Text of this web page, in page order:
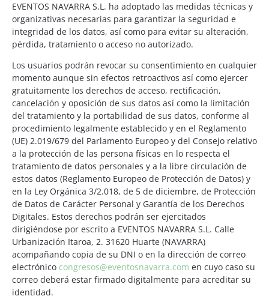
EVENTOS NAVARRA S.L. ha adoptado las medidas técnicas y
organizativas necesarias para garantizar la seguridad e
integridad de los datos, así como para evitar su alteración,
pérdida, tratamiento o acceso no autorizado.
Los usuarios podrán revocar su consentimiento en cualquier
momento aunque sin efectos retroactivos así como ejercer
gratuitamente los derechos de acceso, rectificación,
cancelación y oposición de sus datos así como la limitación
del tratamiento y la portabilidad de sus datos, conforme al
procedimiento legalmente establecido y en el Reglamento
(UE) 2.019/679 del Parlamento Europeo y del Consejo relativo
a la protección de las persona físicas en lo respecta el
tratamiento de datos personales y a la libre circulación de
estos datos (Reglamento Europeo de Protección de Datos) y
en la Ley Orgánica 3/2.018, de 5 de diciembre, de Protección
de Datos de Carácter Personal y Garantía de los Derechos
Digitales. Estos derechos podrán ser ejercitados
dirigiéndose por escrito a EVENTOS NAVARRA S.L. Calle
Urbanización Itaroa, 2. 31620 Huarte (NAVARRA)
acompañando copia de su DNI o en la dirección de correo
electrónico congresos@eventosnavarra.com en cuyo caso su
correo deberá estar firmado digitalmente para acreditar su
identidad.